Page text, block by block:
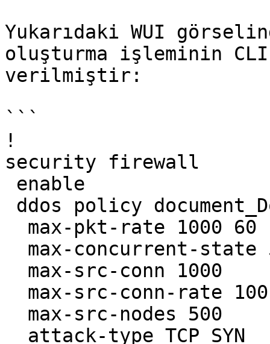
Yukarıdaki WUI
oluşturma işleminin CLI
verilmiştir:
```
!
security firewall